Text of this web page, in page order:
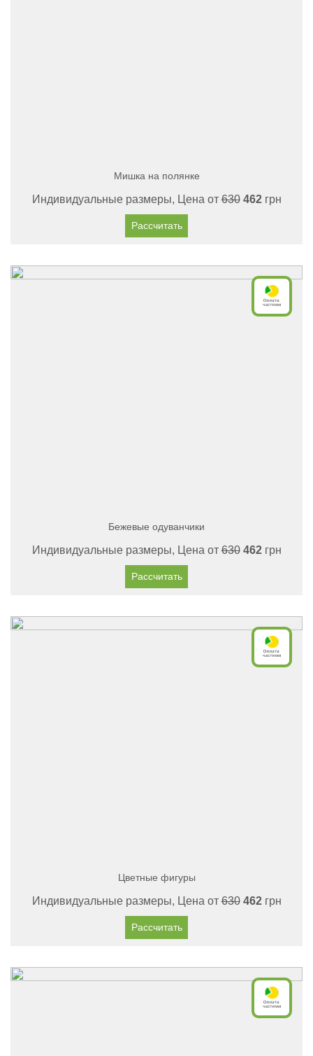
Мишка на полянке
Индивидуальные размеры, Цена от630 462грн
Рассчитать
Бежевые одуванчики
Индивидуальные размеры, Цена от630 462грн
Рассчитать
Цветные фигуры
Индивидуальные размеры, Цена от630 462грн
Рассчитать